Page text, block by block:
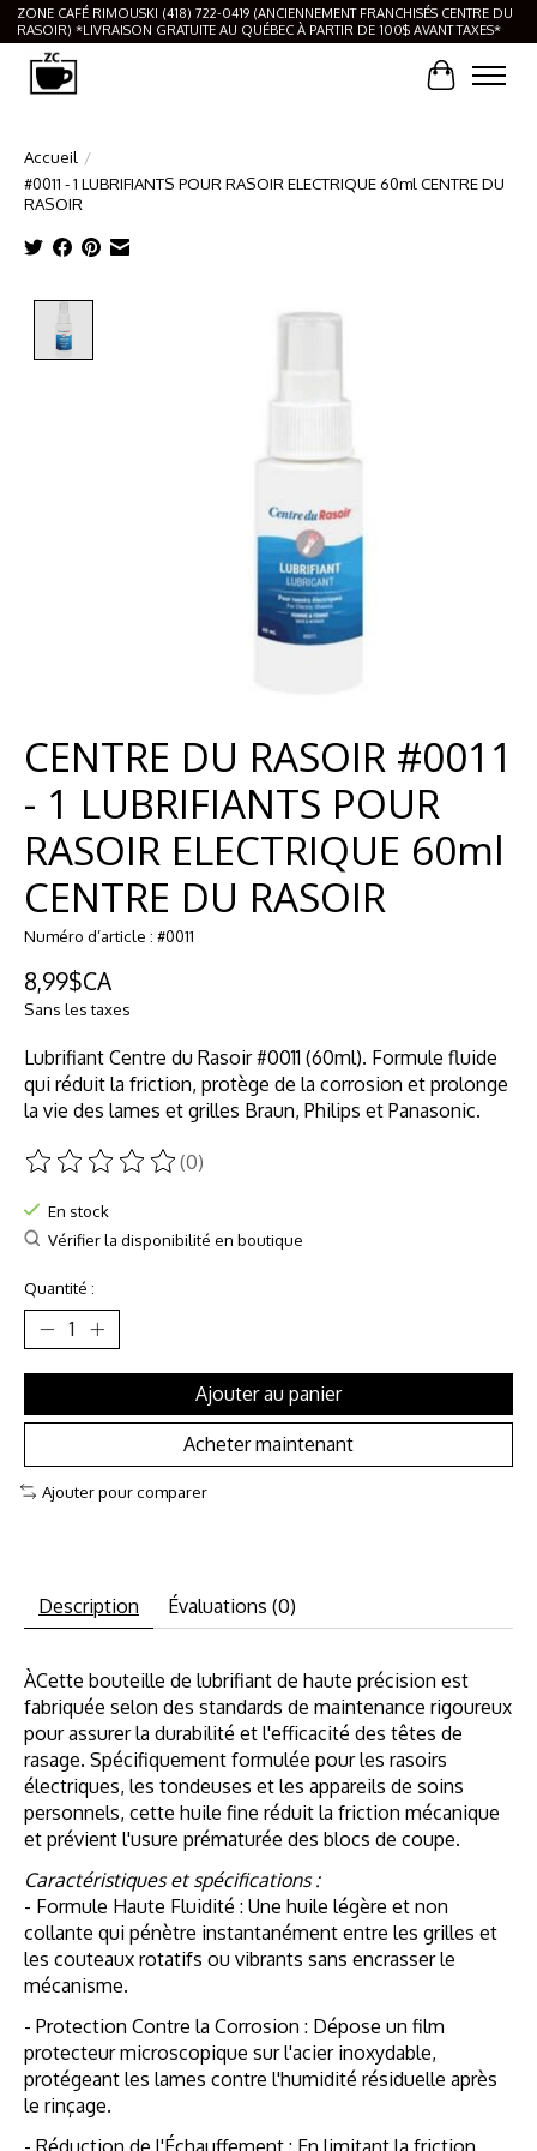
ZONE CAFÉ RIMOUSKI (418) 722-0419 (ANCIENNEMENT FRANCHISÉS CENTRE DU
RASOIR) *LIVRAISON GRATUITE AU QUÉBEC À PARTIR DE 100$ AVANT TAXES*
Panier
Accueil /
#0011 - 1 LUBRIFIANTS POUR RASOIR ELECTRIQUE 60ml CENTRE DU
RASOIR
Product image slideshow Items
CENTRE DU RASOIR #0011
- 1 LUBRIFIANTS POUR
RASOIR ELECTRIQUE 60ml
CENTRE DU RASOIR
Numéro d’article : #0011
8,99$CA
Sans les taxes
Lubrifiant Centre du Rasoir #0011 (60ml). Formule fluide
qui réduit la friction, protège de la corrosion et prolonge
la vie des lames et grilles Braun, Philips et Panasonic.
Ce produit est évalué à
(0)
En stock
Vérifier la disponibilité en boutique
Quantité :
Ajouter au panier
Acheter maintenant
Ajouter pour comparer
Description Évaluations (0)
ÀCette bouteille de lubrifiant de haute précision est
fabriquée selon des standards de maintenance rigoureux
pour assurer la durabilité et l'efficacité des têtes de
rasage. Spécifiquement formulée pour les rasoirs
électriques, les tondeuses et les appareils de soins
personnels, cette huile fine réduit la friction mécanique
et prévient l'usure prématurée des blocs de coupe.
Caractéristiques et spécifications :
- Formule Haute Fluidité : Une huile légère et non
collante qui pénètre instantanément entre les grilles et
les couteaux rotatifs ou vibrants sans encrasser le
mécanisme.
- Protection Contre la Corrosion : Dépose un film
protecteur microscopique sur l'acier inoxydable,
protégeant les lames contre l'humidité résiduelle après
le rinçage.
- Réduction de l'Échauffement : En limitant la friction